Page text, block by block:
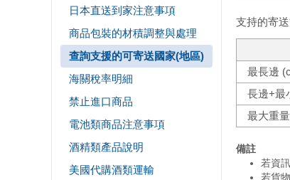
日本直送到家注意事項
商品包裝的材積調整與處理
查詢支援的可寄送國家(地區)
海關稅率明細
禁止進口商品
電池類商品注意事項
酒精類產品說明
美國代購酒類運輸